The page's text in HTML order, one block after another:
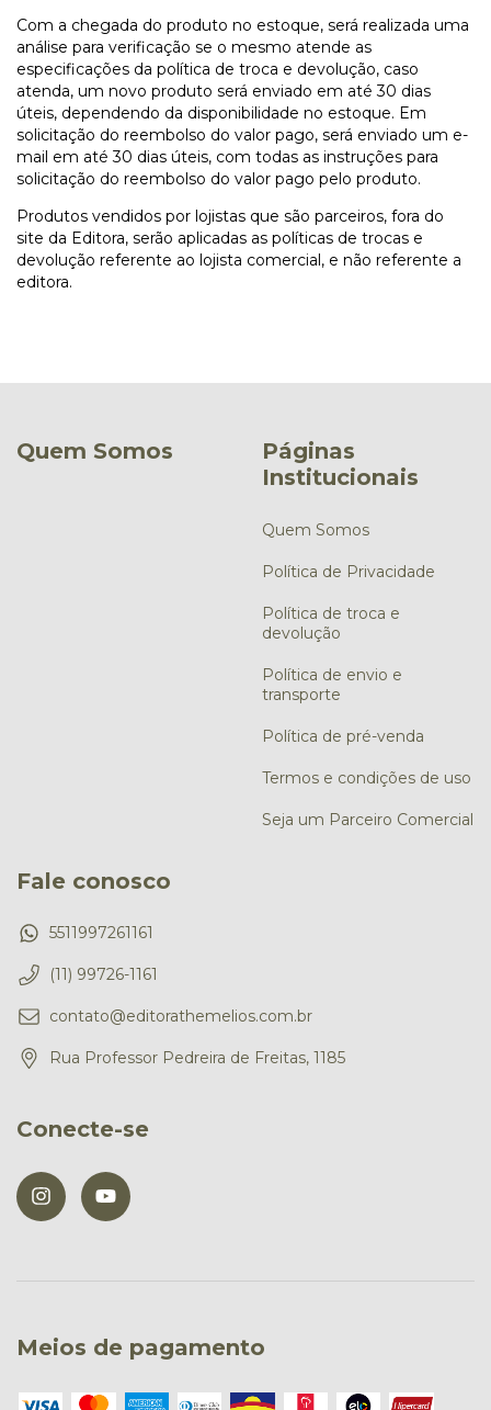
Com a chegada do produto no estoque, será realizada uma
análise para verificação se o mesmo atende as
especificações da política de troca e devolução, caso
atenda, um novo produto será enviado em até 30 dias
úteis, dependendo da disponibilidade no estoque. Em
solicitação do reembolso do valor pago, será enviado um e-
mail em até 30 dias úteis, com todas as instruções para
solicitação do reembolso do valor pago pelo produto.
Produtos vendidos por lojistas que são parceiros, fora do
site da Editora, serão aplicadas as políticas de trocas e
devolução referente ao lojista comercial, e não referente a
editora.
Quem Somos
Páginas
Institucionais
Quem Somos
Política de Privacidade
Política de troca e
devolução
Política de envio e
transporte
Política de pré-venda
Termos e condições de uso
Seja um Parceiro Comercial
Fale conosco
5511997261161
(11) 99726-1161
contato@editorathemelios.com.br
Rua Professor Pedreira de Freitas, 1185
Conecte-se
Meios de pagamento